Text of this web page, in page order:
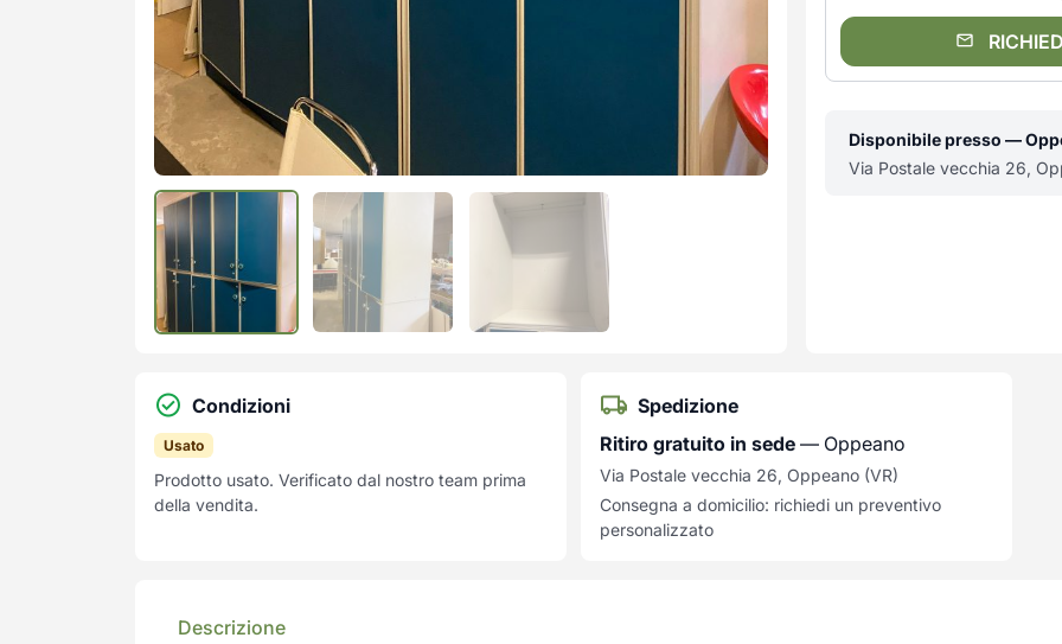
Disponibile presso —
Via Postale vecchia 26,
Condizioni
Usato
Prodotto usato. Verificato dal nostro team prima
della vendita.
Spedizione
Ritiro gratuito in sede — Oppeano
Via Postale vecchia 26, Oppeano (VR)
Consegna a domicilio: richiedi un preventivo
personalizzato
Descrizione